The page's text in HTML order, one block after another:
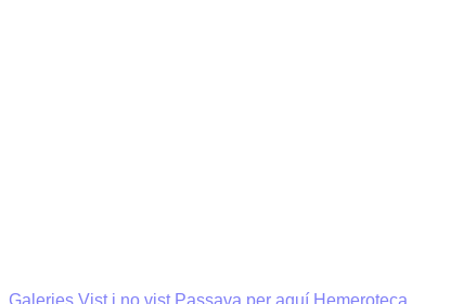
Galeries Vist i no vist Passava per aquí Hemeroteca